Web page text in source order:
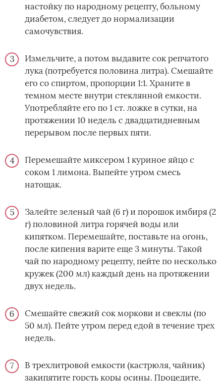
настойку по народному рецепту, больному
диабетом, следует до нормализации
самочувствия.
Измельчите, а потом выдавите сок репчатого
лука (потребуется половина литра). Смешайте
его со спиртом, пропорции 1:1. Храните в
темном месте внутри стеклянной емкости.
Употребляйте его по 1 ст. ложке в сутки, на
протяжении 10 недель с двадцатидневным
перерывом после первых пяти.
Перемешайте миксером 1 куриное яйцо с
соком 1 лимона. Выпейте утром смесь
натощак.
Залейте зеленый чай (6 г) и порошок имбиря (2
г) половиной литра горячей воды или
кипятком. Перемешайте, поставьте на огонь,
после кипения варите еще 3 минуты. Такой
чай по народному рецепту, пейте по несколько
кружек (200 мл) каждый день на протяжении
двух недель.
Смешайте свежий сок моркови и свеклы (по
50 мл). Пейте утром перед едой в течение трех
недель.
В трехлитровой емкости (кастрюля, чайник)
закипятите горсть коры осины. Процедите,